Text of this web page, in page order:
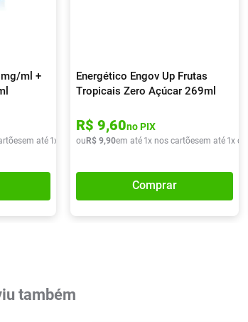
ml +
em até 1x de R$ 19,90
Energético Engov Up Frutas
Tropicais Zero Açúcar 269ml
R$ 9,60no PIX
ou R$ 9,90em até 1x nos cartõesem até 1x de
Comprar
também